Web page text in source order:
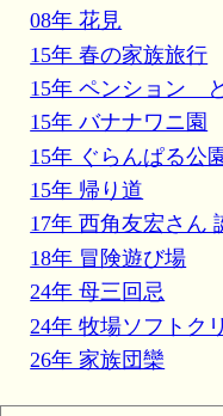
08年 花見
15年 春の家族旅行
15年 ペンション
15年 バナナワニ園
15年 ぐらんぱる公
15年 帰り道
17年 西角友宏さん
18年 冒険遊び場
24年 母三回忌
24年 牧場ソフトク
26年 家族団欒